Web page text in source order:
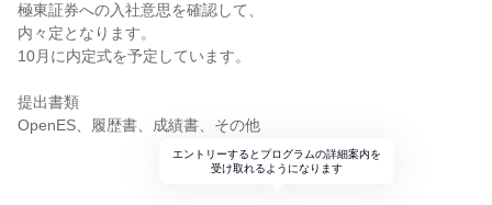
極東証券への入社意思を確認して、
内々定となります。
10月に内定式を予定しています。
提出書類
OpenES、履歴書、成績書、その他
エントリーするとプログラムの詳細案内を
受け取れるようになります